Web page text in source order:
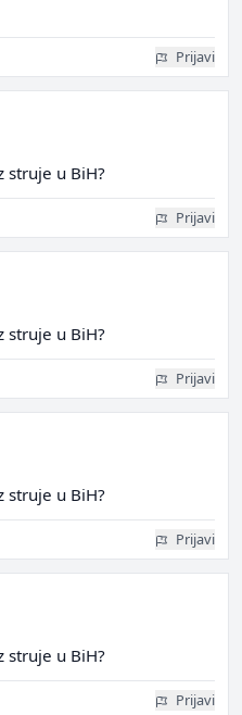
Prijavi
struje u BiH?
Prijavi
struje u BiH?
Prijavi
struje u BiH?
Prijavi
struje u BiH?
Prijavi